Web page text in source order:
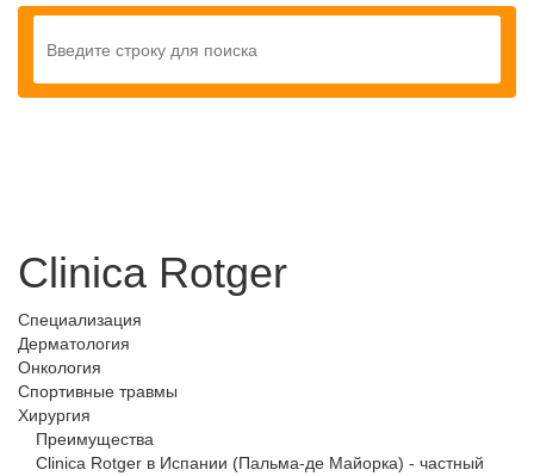
Clinica Rotger
Специализация
Дерматология
Онкология
Спортивные травмы
Хирургия
Преимущества
Clinica Rotger в Испании (Пальма-де Майорка) - частный